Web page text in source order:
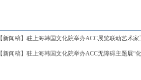
【新闻稿】驻上海韩国文化院举办ACC展览联动艺术家
【新闻稿】驻上海韩国文化院举办ACC无障碍主题展“